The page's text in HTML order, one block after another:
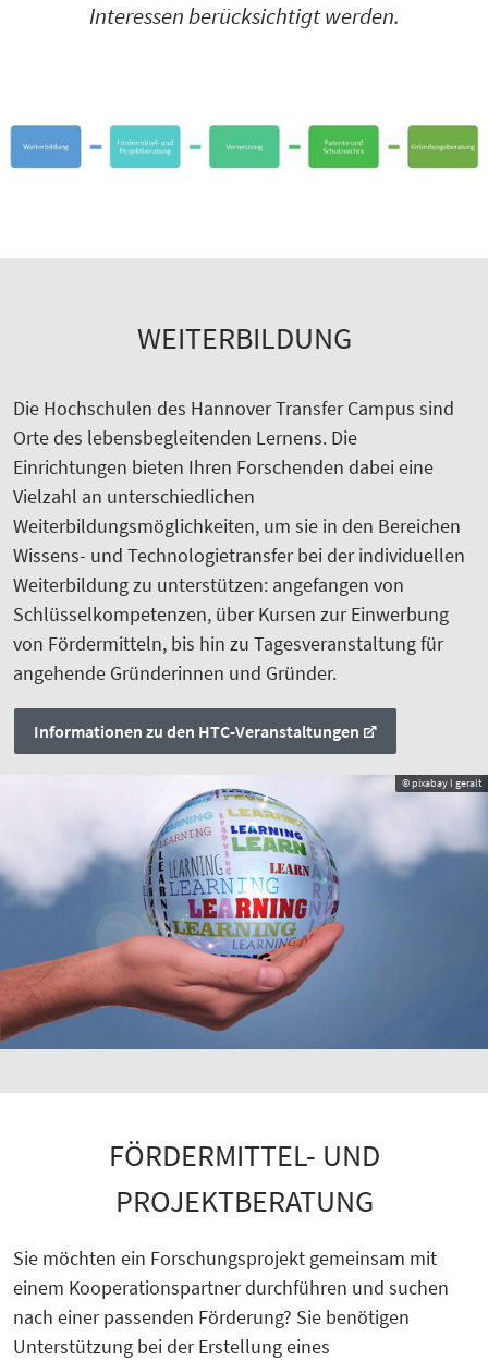
Interessen berücksichtigt werden.
WEITERBILDUNG
Die Hochschulen des Hannover Transfer Campus sind
Orte des lebensbegleitenden Lernens. Die
Einrichtungen bieten Ihren Forschenden dabei eine
Vielzahl an unterschiedlichen
Weiterbildungsmöglichkeiten, um sie in den Bereichen
Wissens- und Technologietransfer bei der individuellen
Weiterbildung zu unterstützen: angefangen von
Schlüsselkompetenzen, über Kursen zur Einwerbung
von Fördermitteln, bis hin zu Tagesveranstaltung für
angehende Gründerinnen und Gründer.
Informationen zu den HTC-Veranstaltungen
© pixabay l geralt
FÖRDERMITTEL- UND
PROJEKTBERATUNG
Sie möchten ein Forschungsprojekt gemeinsam mit
einem Kooperationspartner durchführen und suchen
nach einer passenden Förderung? Sie benötigen
Unterstützung bei der Erstellung eines